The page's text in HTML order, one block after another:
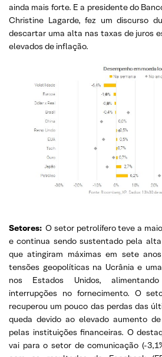
ainda mais forte. E a presidente do
Christine Lagarde, fez um discurso
descartar uma alta nas taxas de juros
elevados de inflação.
Setores: O setor petrolífero teve a
e continua sendo sustentado pela
que atingiram máximas em sete
tensões geopolíticas na Ucrânia e
nos Estados Unidos,
interrupções no fornecimento. O
recuperou um pouco das perdas das
queda devido ao elevado aumento
pelas instituições financeiras. O
vai para o setor de comunicação (-